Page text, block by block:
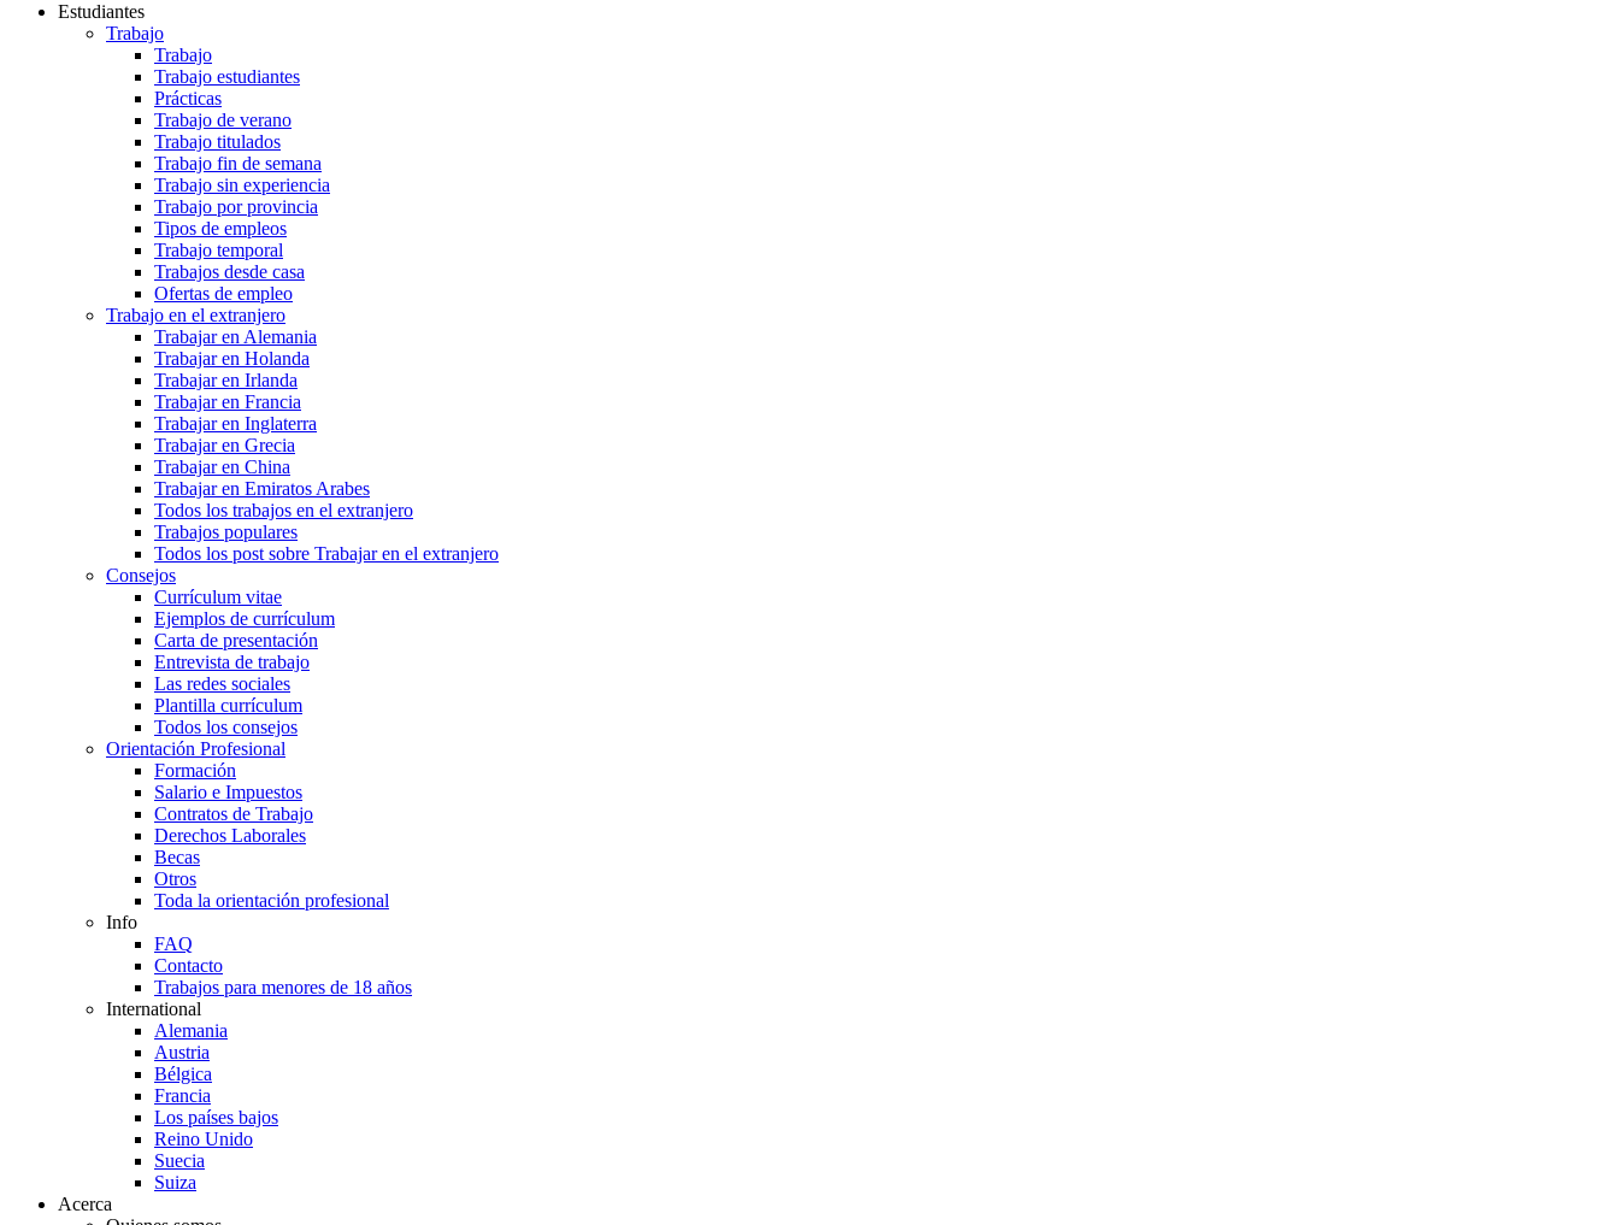
Estudiantes
Trabajo
Trabajo
Trabajo estudiantes
Prácticas
Trabajo de verano
Trabajo titulados
Trabajo fin de semana
Trabajo sin experiencia
Trabajo por provincia
Tipos de empleos
Trabajo temporal
Trabajos desde casa
Ofertas de empleo
Trabajo en el extranjero
Trabajar en Alemania
Trabajar en Holanda
Trabajar en Irlanda
Trabajar en Francia
Trabajar en Inglaterra
Trabajar en Grecia
Trabajar en China
Trabajar en Emiratos Arabes
Todos los trabajos en el extranjero
Trabajos populares
Todos los post sobre Trabajar en el extranjero
Consejos
Currículum vitae
Ejemplos de currículum
Carta de presentación
Entrevista de trabajo
Las redes sociales
Plantilla currículum
Todos los consejos
Orientación Profesional
Formación
Salario e Impuestos
Contratos de Trabajo
Derechos Laborales
Becas
Otros
Toda la orientación profesional
Info
FAQ
Contacto
Trabajos para menores de 18 años
International
Alemania
Austria
Bélgica
Francia
Los países bajos
Reino Unido
Suecia
Suiza
Acerca